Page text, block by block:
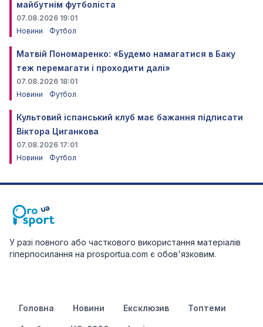
майбутнім футболіста
07.08.2026 19:01
Новини
Футбол
Матвій Пономаренко: «Будемо намагатися в Баку
теж перемагати і проходити далі»
07.08.2026 18:01
Новини
Футбол
Культовий іспанський клуб має бажання підписати
Віктора Циганкова
07.08.2026 17:01
Новини
Футбол
У разі повного або часткового використання матеріалів
гіперпосилання на prosportua.com є обов'язковим.
Головна Новини Ексклюзив Топтеми